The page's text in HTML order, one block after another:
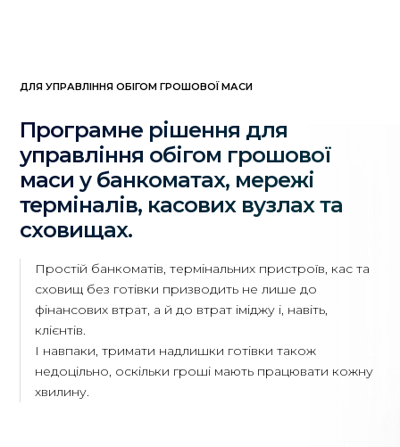
ДЛЯ УПРАВЛІННЯ ОБІГОМ ГРОШОВОЇ МАСИ
Програмне рішення для
управління обігом грошової
маси у банкоматах, мережі
терміналів, касових вузлах та
сховищах.
Простій банкоматів, термінальних пристроїв, кас та
сховищ без готівки призводить не лише до
фінансових втрат, а й до втрат іміджу і, навіть,
клієнтів.
І навпаки, тримати надлишки готівки також
недоцільно, оскільки гроші мають працювати кожну
хвилину.